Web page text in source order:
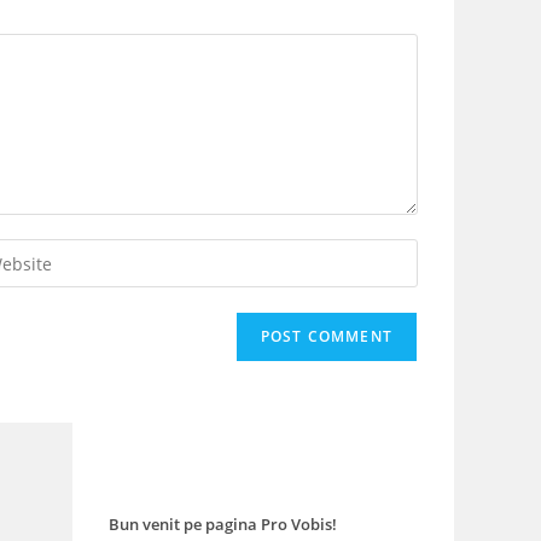
Bun venit pe pagina Pro Vobis!